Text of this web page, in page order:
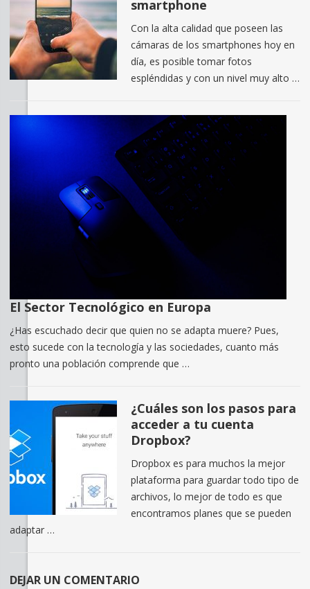
smartphone
Con la alta calidad que poseen las
cámaras de los smartphones hoy en
día, es posible tomar fotos
espléndidas y con un nivel muy alto …
El Sector Tecnológico en Europa
¿Has escuchado decir que quien no se adapta muere? Pues,
esto sucede con la tecnología y las sociedades, cuanto más
pronto una población comprende que …
¿Cuáles son los pasos para
acceder a tu cuenta
Dropbox?
Dropbox es para muchos la mejor
plataforma para guardar todo tipo de
archivos, lo mejor de todo es que
encontramos planes que se pueden
adaptar …
DEJAR UN COMENTARIO